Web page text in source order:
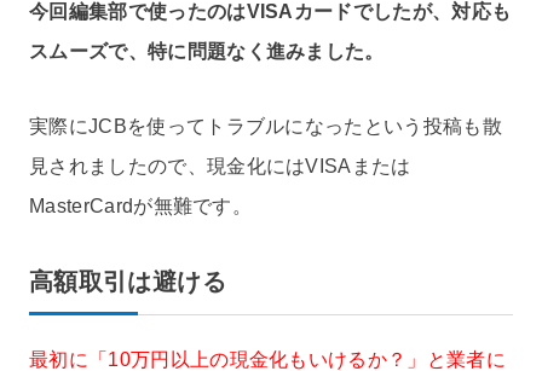
今回編集部で使ったのはVISAカードでしたが、対応も
スムーズで、特に問題なく進みました。
実際にJCBを使ってトラブルになったという投稿も散
見されましたので、現金化にはVISAまたは
MasterCardが無難です。
高額取引は避ける
最初に「10万円以上の現金化もいけるか？」と業者に